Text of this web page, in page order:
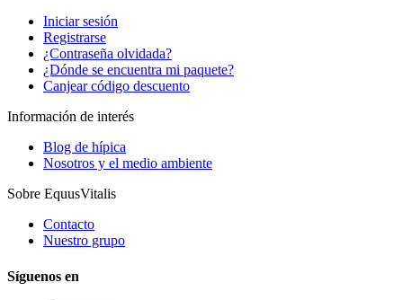
Iniciar sesión
Registrarse
¿Contraseña olvidada?
¿Dónde se encuentra mi paquete?
Canjear código descuento
Información de interés
Blog de hípica
Nosotros y el medio ambiente
Sobre EquusVitalis
Contacto
Nuestro grupo
Síguenos en